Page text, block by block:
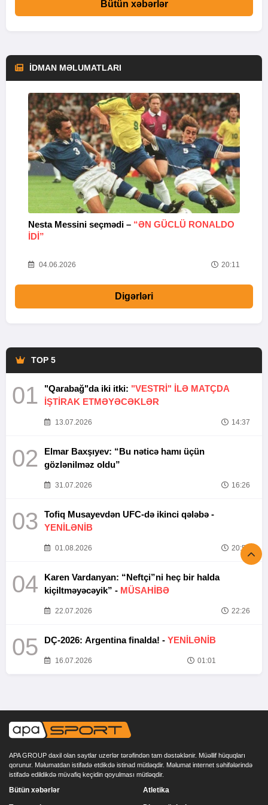
Bütün xəbərlər
İDMAN MƏLUMATLARI
Nesta Messini seçmədi – “ƏN GÜCLÜ RONALDO
IDI”
04.06.2026 20:11
Digərləri
TOP 5
01 "Qarabağ"da iki itki: "VESTRİ" İLƏ MATÇDA
İŞTİRAK ETMƏYƏCƏKLƏR
13.07.2026 14:37
02
Elmar Baxşıyev: “Bu nəticə hamı üçün
gözlənilməz oldu”
31.07.2026 16:26
03
Tofiq Musayevdən UFC-də ikinci qələbə -
YENİLƏNİB
01.08.2026 20:52
04
Karen Vardanyan: “Neftçi”ni heç bir halda
kiçiltməyəcəyik” - MÜSAHİBƏ
22.07.2026 22:26
05 DÇ-2026: Argentina finalda! - YENİLƏNİB
16.07.2026 01:01
APA GROUP daxil olan saytlar uzerlər tərəfindən tam dəstəklənir. Müəllif hüquqları
qorunur. Məlumatdan istifadə etdikdə istinad mütləqdir. Məlumat internet səhifələrində
istifadə edildikdə müvafiq keçidin qoyulması mütləqdir.
Bütün xəbərlər Atletika